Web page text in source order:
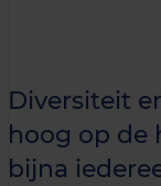
Diversiteit
hoog op de
bijna